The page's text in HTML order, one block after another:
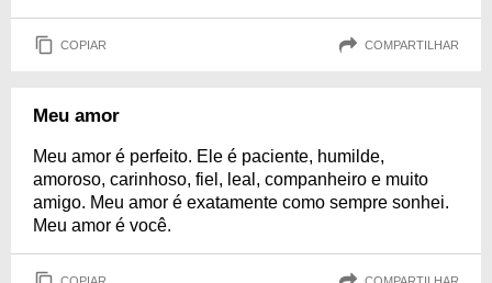
COPIAR COMPARTILHAR
Meu amor
Meu amor é perfeito. Ele é paciente, humilde,
amoroso, carinhoso, fiel, leal, companheiro e muito
amigo. Meu amor é exatamente como sempre sonhei.
Meu amor é você.
COPIAR COMPARTILHAR